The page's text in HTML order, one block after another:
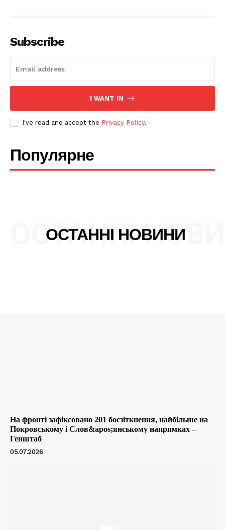
Company
Політика конфіденційності
Subscribe
I WANT IN
I've read and accept the Privacy Policy.
Популярне
ОСТАННІ НОВИНИ
ОСТАННІ
На фронті зафіксовано 201 боєзіткнення, найбільше на
Покровському і Слов&apos;янському напрямках –
Генштаб
05.07.2026